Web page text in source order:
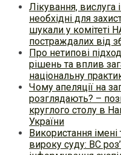
Лікування, вислуга
необхідні для
шукали у комітеті
постраждалих від
Про нетипові
рішень та вплив
національну
Чому апеляції на
розглядають? –
круглого столу в
України
Використання
вироку суду: ВС